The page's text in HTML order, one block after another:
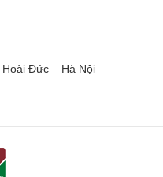
Đức – Hà Nội